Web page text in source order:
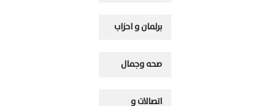
برلمان و احزاب
صحه وجمال
اتصالات و